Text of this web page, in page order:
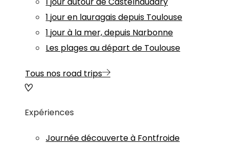
1 jour en lauragais depuis Toulouse
1 jour à la mer, depuis Narbonne
Les plages au départ de Toulouse
Tous nos road trips
Expériences
Journée découverte à Fontfroide